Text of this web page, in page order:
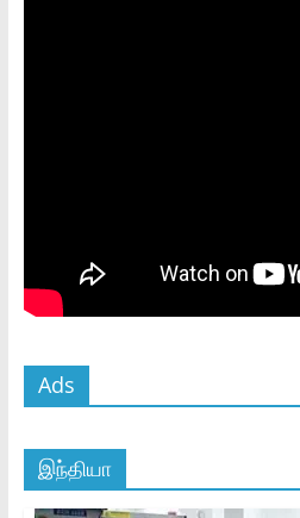
Ads
இந்தியா